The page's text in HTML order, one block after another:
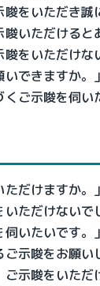
をいただき誠
いただけると
をいただけな
できますか。」
ご示唆を伺い
だけますか。」
ただけないで
いたいです。」
示唆をお願い
示唆をいただ